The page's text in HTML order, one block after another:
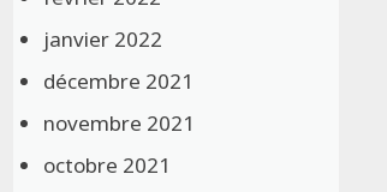
janvier 2022
décembre 2021
novembre 2021
octobre 2021